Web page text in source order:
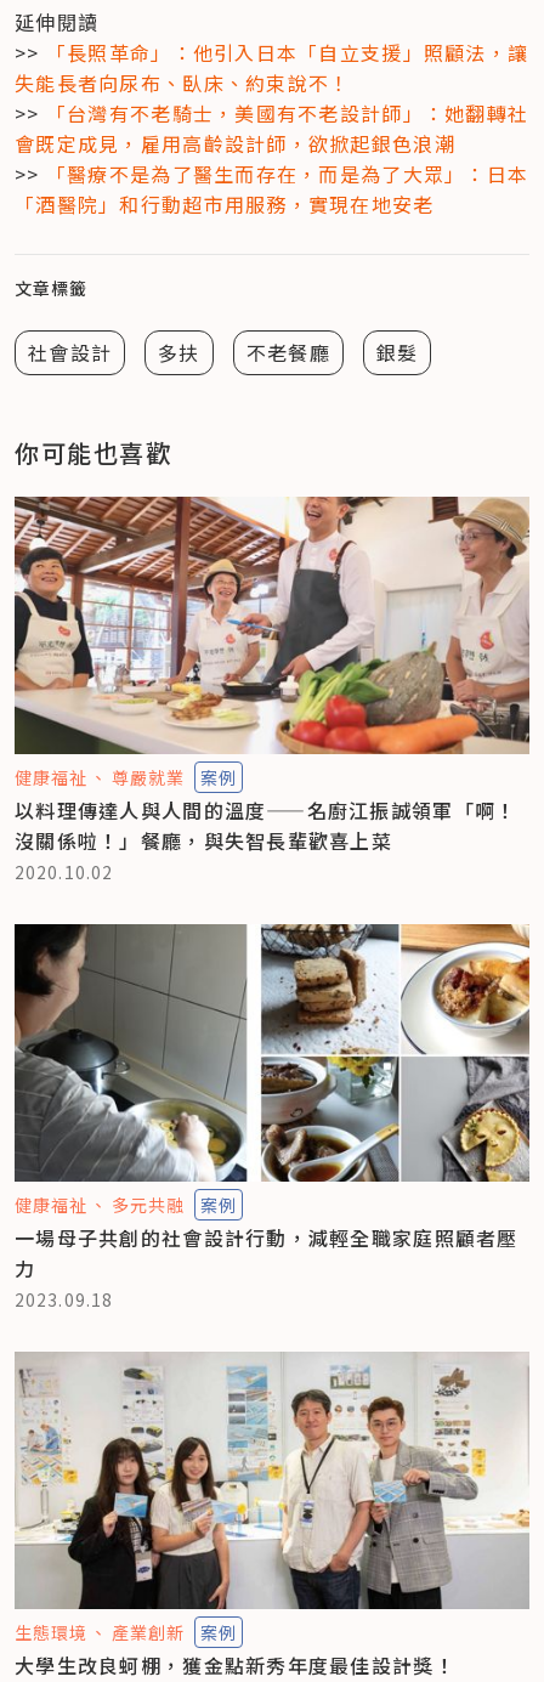
延伸閱讀
>>
「長照革命」：他引入日本「自立支援」照顧法，讓
失能長者向尿布、臥床、約束說不！
>>
「台灣有不老騎士，美國有不老設計師」：她翻轉社
會既定成見，雇用高齡設計師，欲掀起銀色浪潮
>>
「醫療不是為了醫生而存在，而是為了大眾」：日本
「酒醫院」和行動超市用服務，實現在地安老
文章標籤
社會設計 多扶 不老餐廳 銀髮
你可能也喜歡
健康福祉 尊嚴就業 案例
以料理傳達人與人間的溫度——名廚江振誠領軍「啊！
沒關係啦！」餐廳，與失智長輩歡喜上菜
2020.10.02
健康福祉 多元共融 案例
一場母子共創的社會設計行動，減輕全職家庭照顧者壓
力
2023.09.18
生態環境 產業創新 案例
大學生改良蚵棚，獲金點新秀年度最佳設計獎！